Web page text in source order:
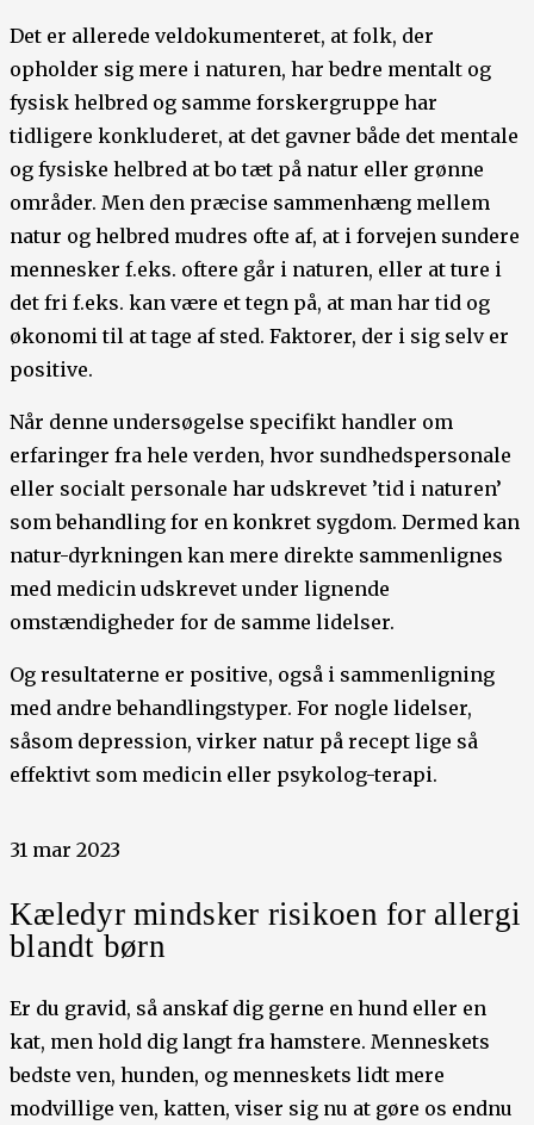
Det er allerede veldokumenteret, at folk, der
opholder sig mere i naturen, har bedre mentalt og
fysisk helbred og samme forskergruppe har
tidligere konkluderet, at det gavner både det mentale
og fysiske helbred at bo tæt på natur eller grønne
områder. Men den præcise sammenhæng mellem
natur og helbred mudres ofte af, at i forvejen sundere
mennesker f.eks. oftere går i naturen, eller at ture i
det fri f.eks. kan være et tegn på, at man har tid og
økonomi til at tage af sted. Faktorer, der i sig selv er
positive.
Når denne undersøgelse specifikt handler om
erfaringer fra hele verden, hvor sundhedspersonale
eller socialt personale har udskrevet ’tid i naturen’
som behandling for en konkret sygdom. Dermed kan
natur-dyrkningen kan mere direkte sammenlignes
med medicin udskrevet under lignende
omstændigheder for de samme lidelser.
Og resultaterne er positive, også i sammenligning
med andre behandlingstyper. For nogle lidelser,
såsom depression, virker natur på recept lige så
effektivt som medicin eller psykolog-terapi.
31 mar 2023
Kæledyr mindsker risikoen for allergi
blandt børn
Er du gravid, så anskaf dig gerne en hund eller en
kat, men hold dig langt fra hamstere. Menneskets
bedste ven, hunden, og menneskets lidt mere
modvillige ven, katten, viser sig nu at gøre os endnu